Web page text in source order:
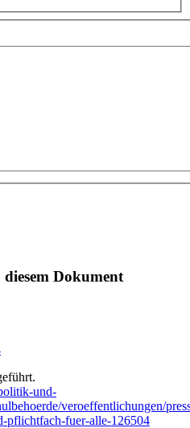
Dokument
und-
veroeffentlichungen/
pflichtfach-fuer-alle-126504